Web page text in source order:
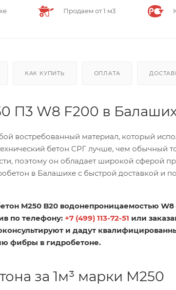
Продаем от 1 м3
КАК КУПИТЬ ОПЛАТА
П3 W8 F200 в
востребованный материал, который
бетон СРГ лучше, чем обычный
поэтому он обладает широкой сферой
в Балашихе с быстрой доставкой и
М250 B20 водонепроницаемостью W8
по телефону: +7 (499) 113-72-51 или
и дадут
фибры в гидробетоне.
за 1м³ марки М250